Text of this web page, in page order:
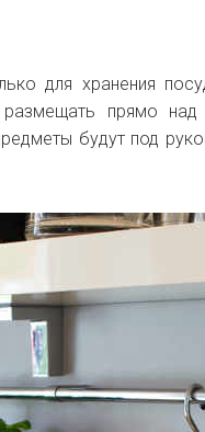
для хранения
прямо
будут под